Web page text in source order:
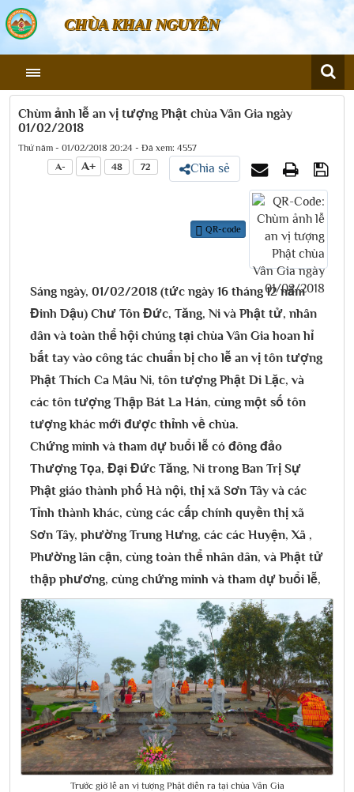
CHÙA KHAI NGUYÊN
Chùm ảnh lễ an vị tượng Phật chùa Vân Gia ngày
01/02/2018
Thứ năm - 01/02/2018 20:24 - Đã xem: 4557
A-
A+ 48 72 Chia sẻ
QR-code
Sáng ngày, 01/02/2018 (tức ngày 16 tháng 12 năm
Đinh Dậu) Chư Tôn Đức, Tăng, Ni và Phật tử, nhân
dân và toàn thể hội chúng tại chùa Vân Gia hoan hỉ
bắt tay vào công tác chuẩn bị cho lễ an vị tôn tượng
Phật Thích Ca Mâu Ni, tôn tượng Phật Di Lặc, và
các tôn tượng Thập Bát La Hán, cùng một số tôn
tượng khác mới được thỉnh về chùa.
Chứng minh và tham dự buổi lễ có đông đảo
Thượng Tọa, Đại Đức Tăng, Ni trong Ban Trị Sự
Phật giáo thành phố Hà nội, thị xã Sơn Tây và các
Tỉnh thành khác, cùng các cấp chính quyền thị xã
Sơn Tây, phường Trung Hưng, các các Huyện, Xã ,
Phường lân cận, cùng toàn thể nhân dân, và Phật tử
thập phương, cùng chứng minh và tham dự buổi lễ,
Trước giờ lễ an vị tượng Phật diễn ra tại chùa Vân Gia